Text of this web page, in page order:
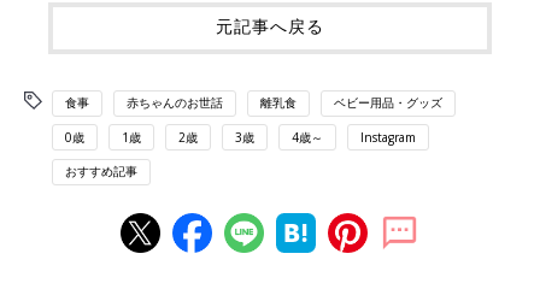
元記事へ戻る
食事 赤ちゃんのお世話 離乳食 ベビー用品・グッズ
0歳 1歳 2歳 3歳 4歳～ Instagram
おすすめ記事